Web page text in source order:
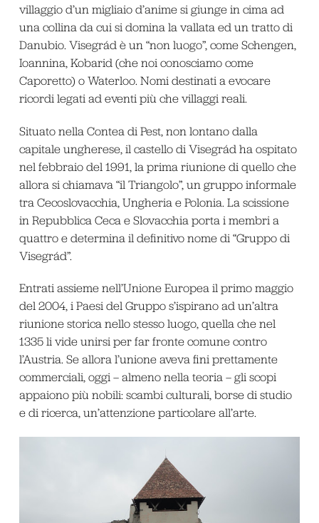
villaggio d’un migliaio d’anime si giunge in cima ad
una collina da cui si domina la vallata ed un tratto di
Danubio. Visegrád è un “non luogo”, come Schengen,
Ioannina, Kobarid (che noi conosciamo come
Caporetto) o Waterloo. Nomi destinati a evocare
ricordi legati ad eventi più che villaggi reali.
Situato nella Contea di Pest, non lontano dalla
capitale ungherese, il castello di Visegrád ha ospitato
nel febbraio del 1991, la prima riunione di quello che
allora si chiamava “il Triangolo”, un gruppo informale
tra Cecoslovacchia, Ungheria e Polonia. La scissione
in Repubblica Ceca e Slovacchia porta i membri a
quattro e determina il definitivo nome di “Gruppo di
Visegrád”.
Entrati assieme nell’Unione Europea il primo maggio
del 2004, i Paesi del Gruppo s’ispirano ad un’altra
riunione storica nello stesso luogo, quella che nel
1335 li vide unirsi per far fronte comune contro
l’Austria. Se allora l’unione aveva fini prettamente
commerciali, oggi – almeno nella teoria – gli scopi
appaiono più nobili: scambi culturali, borse di studio
e di ricerca, un’attenzione particolare all’arte.